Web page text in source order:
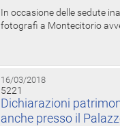
In occasione delle sedute
fotografi a Montecitorio
16/03/2018
5221
Dichiarazioni
anche presso il